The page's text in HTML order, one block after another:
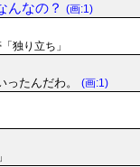
んなの？ (画:1)
独り立ち」
たんだわ。
(画:1)